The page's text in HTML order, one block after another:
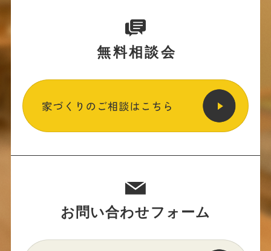
無料相談会
お問い合わせフォーム